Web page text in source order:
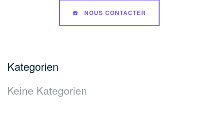
☎️ NOUS CONTACTER
Kategorien
Keine Kategorien